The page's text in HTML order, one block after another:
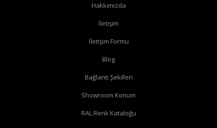
Hakkımızda
İletişim
İletişim Formu
Blog
Bağlantı Şekilleri
Showroom Konum
RAL Renk Kataloğu